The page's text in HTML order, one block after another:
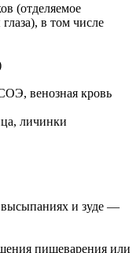
(отделяемое
в том числе
венозная кровь
личинки
и зуде —
пищеварения или